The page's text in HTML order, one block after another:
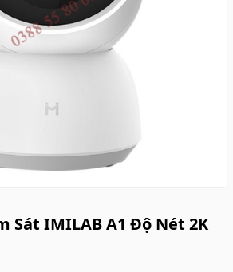
Sát IMILAB A1 Độ Nét 2K